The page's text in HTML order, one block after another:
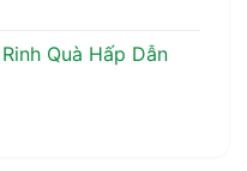
Quà Hấp Dẫn